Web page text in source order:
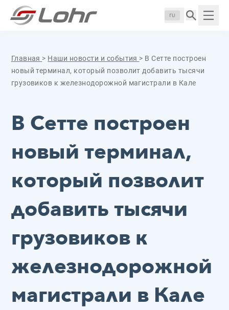
Перейти к содержанию
Langue :
Главная > Наши новости и события > В Сетте построен
новый терминал, который позволит добавить тысячи
грузовиков к железнодорожной магистрали в Кале
В Сетте построен
новый терминал,
который позволит
добавить тысячи
грузовиков к
железнодорожной
магистрали в Кале
Панель управления cookies